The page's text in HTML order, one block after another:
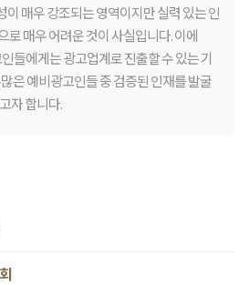
매우 강조되는 영역이지만 실력 있는 인
로 매우 어려운 것이 사실입니다. 이에
들에게는 광고업계로 진출할 수 있는 기
은 예비광고인들 중 검증된 인재를 발굴
자 합니다.